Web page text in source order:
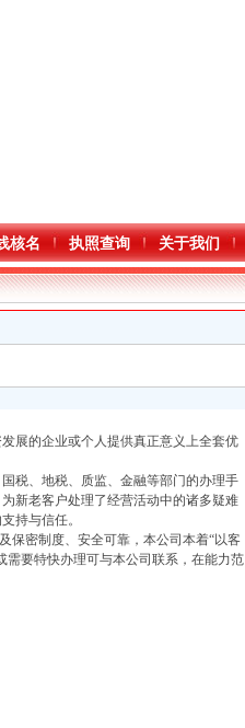
核名 执照查询 关于我们
展的企业或个人提供真正意义上全套优
税、地税、质监、金融等部门的办理手
新老客户处理了经营活动中的诸多疑难
持与信任。
保密制度、安全可靠，本公司本着“以客
需要特快办理可与本公司联系，在能力范